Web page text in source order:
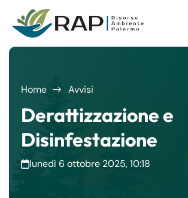
Home Avvisi
Derattizzazione e
Disinfestazione
lunedì 6 ottobre 2025, 10:18